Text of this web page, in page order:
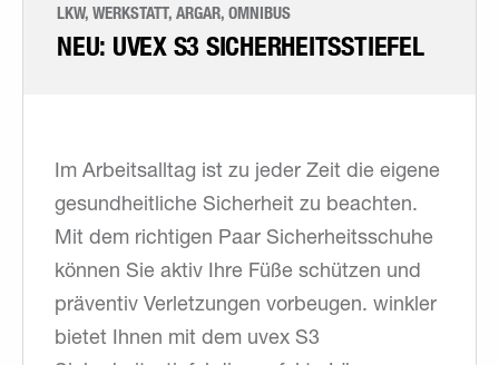
LKW, WERKSTATT, ARGAR, OMNIBUS
NEU: UVEX S3 SICHERHEITSSTIEFEL
Im Arbeitsalltag ist zu jeder Zeit die eigene
gesundheitliche Sicherheit zu beachten.
Mit dem richtigen Paar Sicherheitsschuhe
können Sie aktiv Ihre Füße schützen und
präventiv Verletzungen vorbeugen. winkler
bietet Ihnen mit dem uvex S3